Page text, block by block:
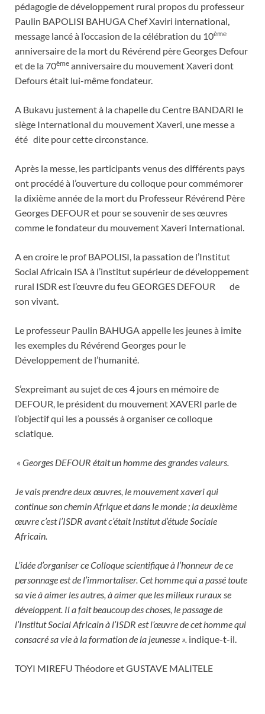
pédagogie de développement rural propos du professeur
Paulin BAPOLISI BAHUGA Chef Xaviri international,
message lancé à l’occasion de la célébration du 10ème
anniversaire de la mort du Révérend père Georges Defour
et de la 70ème anniversaire du mouvement Xaveri dont
Defours était lui-même fondateur.
A Bukavu justement à la chapelle du Centre BANDARI le
siège International du mouvement Xaveri, une messe a
été dite pour cette circonstance.
Après la messe, les participants venus des différents pays
ont procédé à l’ouverture du colloque pour commémorer
la dixième année de la mort du Professeur Révérend Père
Georges DEFOUR et pour se souvenir de ses œuvres
comme le fondateur du mouvement Xaveri International.
A en croire le prof BAPOLISI, la passation de l’Institut
Social Africain ISA à l’institut supérieur de développement
rural ISDR est l’œuvre du feu GEORGES DEFOUR de
son vivant.
Le professeur Paulin BAHUGA appelle les jeunes à imite
les exemples du Révérend Georges pour le
Développement de l’humanité.
S’expreimant au sujet de ces 4 jours en mémoire de
DEFOUR, le président du mouvement XAVERI parle de
l’objectif qui les a poussés à organiser ce colloque
sciatique.
« Georges DEFOUR était un homme des grandes valeurs.
Je vais prendre deux œuvres, le mouvement xaveri qui
continue son chemin Afrique et dans le monde ; la deuxième
œuvre c’est l’ISDR avant c’était Institut d’étude Sociale
Africain.
L’idée d’organiser ce Colloque scientifique à l’honneur de ce
personnage est de l’immortaliser. Cet homme qui a passé toute
sa vie à aimer les autres, à aimer que les milieux ruraux se
développent. Il a fait beaucoup des choses, le passage de
l’Institut Social Africain à l’ISDR est l’œuvre de cet homme qui
consacré sa vie à la formation de la jeunesse ». indique-t-il.
TOYI MIREFU Théodore et GUSTAVE MALITELE